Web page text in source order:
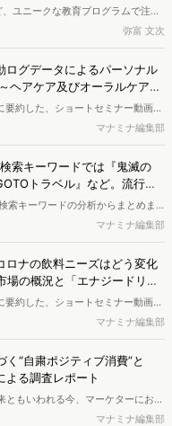
ユニークな教育プログラムで注目
ャンパス（SFC）。マーケティング
武夫研究会では、大学の広報担当
る研究活動も行われています。その
コンテンツの課題発見や改善、効
は、その実態はどのようなものな
ダーである4年生の加藤さん、次
弥富 文次
ログデータによるパーソナル
ヘアケア及びオーラルケアの
約した、ショートセミナー動画に
レンド、消費者調査など、Web行動
を提供するヴァリューズのコンサ
画はYouTubeでの限定公開となり
ひご覧ください。 <br><b>今回の
データによるパーソナルケア商品
ーラルケアについて情報収集する
求を考える」です。</b>
マナミナ編集部
索キーワードでは『鬼滅の
トラベル』など。流行語
索キーワードの分析からまとめま
モニターパネルのWeb行動ログを分
ワードを調査してきました。今回
ワードで検索が急上昇した特徴的
行語大賞をもとに、今年の流行を
マナミナ編集部
ロナの飲料ニーズはどう変化
の概況と「エナジードリン
約した、ショートセミナー動画に
レンド、消費者調査など、Web行動
を提供するヴァリューズのコンサ
画はYouTubeでの限定公開となり
ひご覧ください。 <br><b>今回の
ーズはどう変化する？～緊急事態
る飲料ニーズ」調査です。</b>
マナミナ編集部
“自粛ポジティブ消費”と
よる調査レポート
ともいわれる今、マーケターにおい
けwithコロナの消費行動をつかむニ
マナミナ編集部